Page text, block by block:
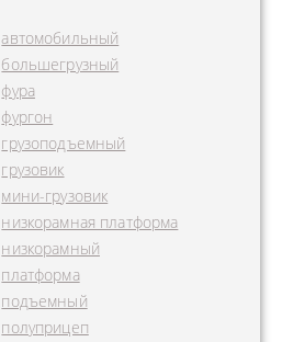
автомобильный
большегрузный
фура
фургон
грузоподъемный
грузовик
мини-грузовик
низкорамная платформа
низкорамный
платформа
подъемный
полуприцеп